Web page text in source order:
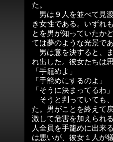
た。
男は９人を並べて見
き女性である。いずれ
とを男が知っていたか
ては夢のような光景で
男は意を決すると、
れ出した。彼女たちは
「手籠めよ」
「手籠めにするのよ」
「そうに決まってるわ
そうと判っていても
た。男がことを終えて
激して危害を加えられ
人全員を手籠めに出来
は悪いが、彼女１人が